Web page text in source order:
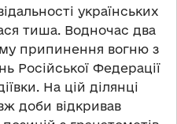
українських
тиша. Водночас два
припинення вогню з
Російської Федерації
На цій ділянці
доби відкривав